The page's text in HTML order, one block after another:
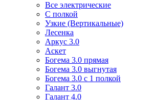
Все электрические
С полкой
Узкие (Вертикальные)
Лесенка
Аркус 3.0
Аскет
Богема 3.0 прямая
Богема 3.0 выгнутая
Богема 3.0 с 1 полкой
Галант 3.0
Галант 4.0